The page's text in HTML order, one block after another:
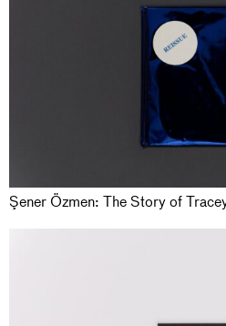
Şener Özmen: The Story of